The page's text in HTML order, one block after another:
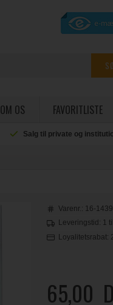
OM OS FAVORITLISTE
Salg til private og
Varenr.: 16-
Leveringstid: 1
Loyalitetsrabat:
65,00